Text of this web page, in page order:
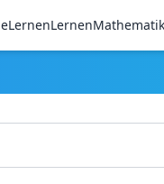
LernenLernenMathematik